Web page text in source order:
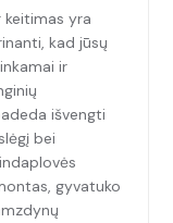
yra
kad jūsų
ir
išvengti
bei
gyvatuko